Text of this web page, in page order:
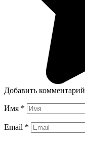
Добавить комментарий
Имя *
Email *